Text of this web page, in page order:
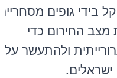
בידי גופים
מצב החירום כדי
ולהתעשר על